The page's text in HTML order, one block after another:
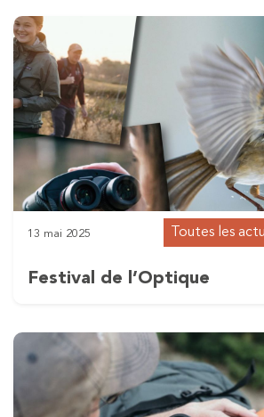
13 mai 2025 Toutes les
Festival de l’Optique